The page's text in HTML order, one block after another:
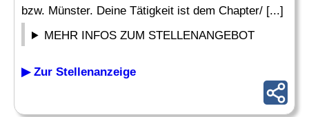
bzw. Münster. Deine Tätigkeit ist dem Chapter/ [...]
MEHR INFOS ZUM STELLENANGEBOT
▶ Zur Stellenanzeige